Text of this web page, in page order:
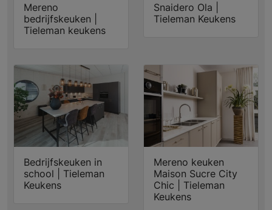
Mereno
bedrijfskeuken |
Tieleman keukens
Snaidero Ola |
Tieleman Keukens
Bedrijfskeuken in
school | Tieleman
Keukens
Mereno keuken
Maison Sucre City
Chic | Tieleman
Keukens